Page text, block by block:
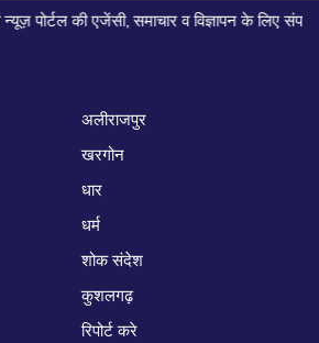
समाचार व विज्ञापन के लिए संपर्क करे... मो.
अलीराजपुर
खरगोन
धार
धर्म
शोक संदेश
कुशलगढ़
रिपोर्ट करे